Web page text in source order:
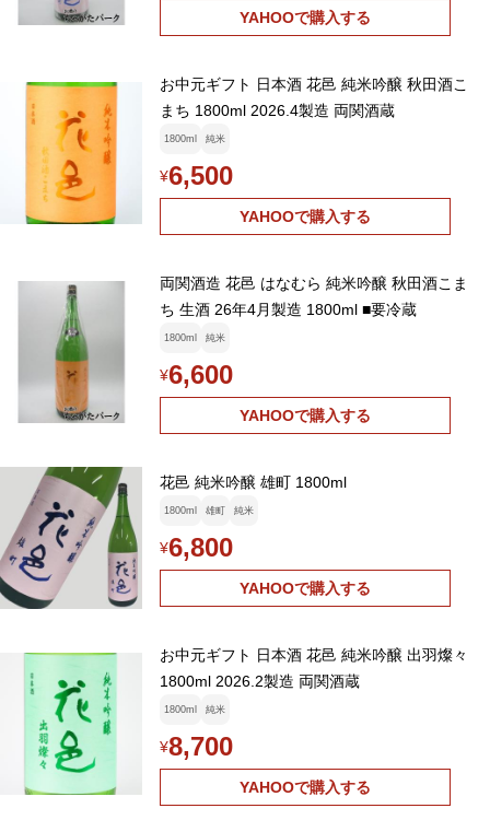
YAHOOで購入する
お中元ギフト 日本酒 花邑 純米吟醸 秋田酒こ
まち 1800ml 2026.4製造 両関酒蔵
1800ml 純米
¥6,500
YAHOOで購入する
両関酒造 花邑 はなむら 純米吟醸 秋田酒こま
ち 生酒 26年4月製造 1800ml ■要冷蔵
1800ml 純米
¥6,600
YAHOOで購入する
花邑 純米吟醸 雄町 1800ml
1800ml 雄町 純米
¥6,800
YAHOOで購入する
お中元ギフト 日本酒 花邑 純米吟醸 出羽燦々
1800ml 2026.2製造 両関酒蔵
1800ml 純米
¥8,700
YAHOOで購入する